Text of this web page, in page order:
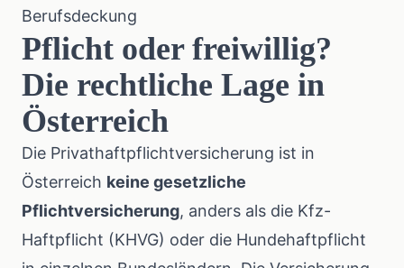
Berufsdeckung
Pflicht oder freiwillig?
Die rechtliche Lage in
Österreich
Die Privathaftpflichtversicherung ist in
Österreich keine gesetzliche
Pflichtversicherung, anders als die Kfz-
Haftpflicht (KHVG) oder die Hundehaftpflicht